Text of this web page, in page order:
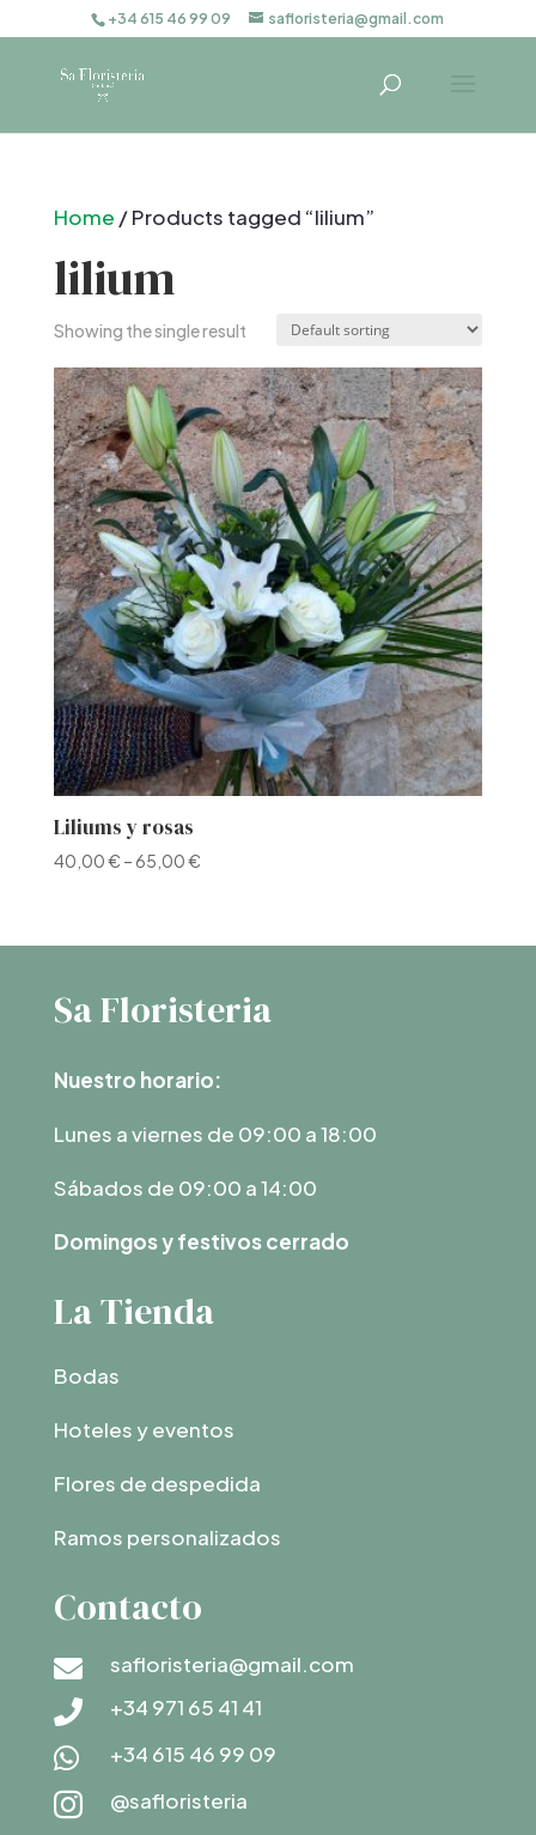
+34 615 46 99 09 safloristeria@gmail.com
Home / Products tagged “lilium”
lilium
Showing the single result
Liliums y rosas
40,00€ – 65,00€
Sa Floristeria
Nuestro horario:
Lunes a viernes de 09:00 a 18:00
Sábados de 09:00 a 14:00
Domingos y festivos cerrado
La Tienda
Bodas
Hoteles y eventos
Flores de despedida
Ramos personalizados
Contacto
 safloristeria@gmail.com
 +34 971 65 41 41
 +34 615 46 99 09
 @safloristeria